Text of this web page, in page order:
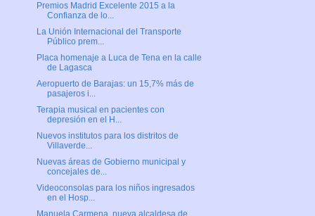
Premios Madrid Excelente 2015 a la
Confianza de lo...
La Unión Internacional del Transporte
Público prem...
Placa homenaje a Luca de Tena en la calle
de Lagasca
Aeropuerto de Barajas: un 15,7% más de
pasajeros i...
Terapia musical en pacientes con
depresión en el H...
Nuevos institutos para los distritos de
Villaverde...
Nuevas áreas de Gobierno municipal y
concejales de...
Videoconsolas para los niños ingresados
en el Hosp...